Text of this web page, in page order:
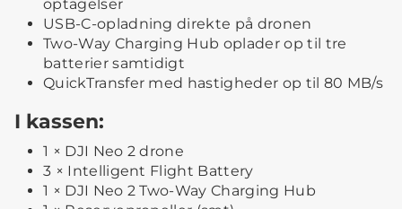
optagelser
USB-C-opladning direkte på dronen
Two-Way Charging Hub oplader op til tre
batterier samtidigt
QuickTransfer med hastigheder op til 80 MB/s
I kassen:
1 × DJI Neo 2 drone
3 × Intelligent Flight Battery
1 × DJI Neo 2 Two-Way Charging Hub